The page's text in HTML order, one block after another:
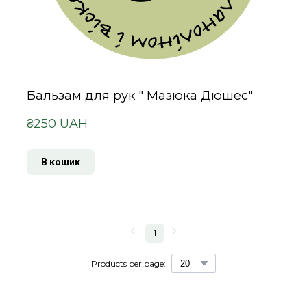
Бальзам для рук " Мазюка Дюшес"
₴250 UAH
В кошик
Products per page:
1